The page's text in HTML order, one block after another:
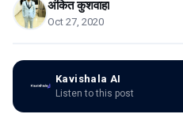
अंकित कुशवाहा
Oct 27, 2020
Kavishala AI
Listen to this post